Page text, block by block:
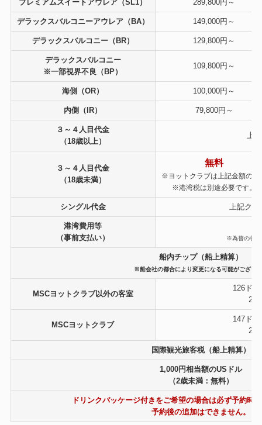
プレミアムスイートアウレア（SL1） 289,800円～
デラックスバルコニーアウレア（BA） 149,000円～
デラックスバルコニー（BR） 129,800円～
デラックスバルコニー
※一部視界不良（BP）
109,800円～
海側（OR） 100,000円～
内側（IR） 79,800円～
３～４人目代金
（18歳以上）
上
３～４人目代金
（18歳未満）
無料
※ヨットクラブは上記金額の
※港湾税は別途必要です。
シングル代金 上記クル
港湾費用等
（事前支払い）
※為替の状況
船内チップ（船上精算）
※船会社の都合により変更になる可能がござい
MSCヨットクラブ以外の客室
126ド
2歳
MSCヨットクラブ
147ド
2歳
国際観光旅客税（船上精算）
1,000円相当額のUSドル
（2歳未満：無料）
ドリンクパッケージ付きをご希望の場合は必ず予約時
予約後の追加はできません。